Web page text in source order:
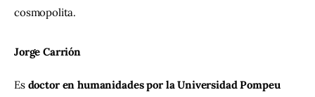
cosmopolita.
Jorge Carrión
Es doctor en humanidades por la Universidad Pompeu